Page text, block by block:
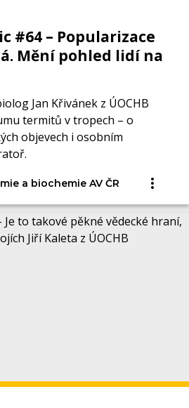
#64 – Popularizace
Mění pohled lidí na
Jan Křivánek z ÚOCHB
termitů v tropech – o
objevech i osobním
a biochemie AV ČR